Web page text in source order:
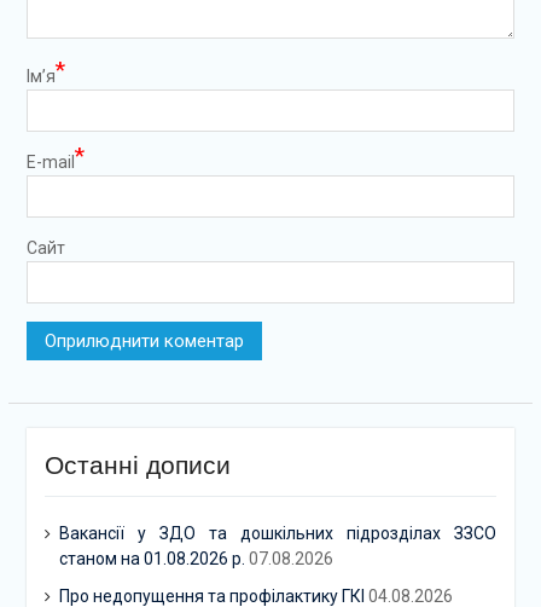
Ім’я*
E-mail *
Сайт
Останні дописи
Вакансії у ЗДО та дошкільних підрозділах ЗЗСО
станом на 01.08.2026 р. 07.08.2026
Про недопущення та профілактику ГКІ 04.08.2026